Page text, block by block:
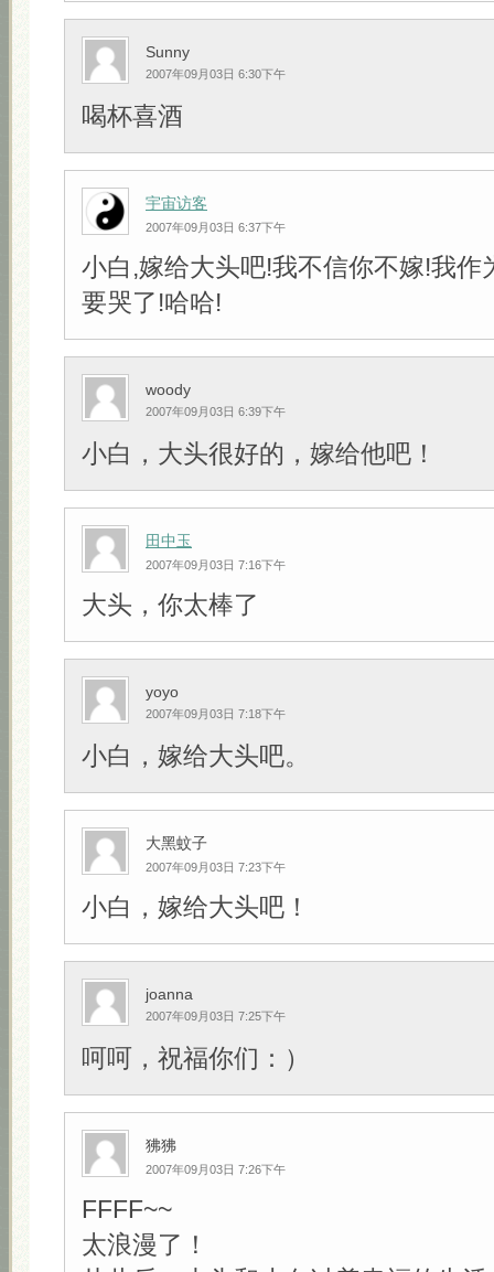
Sunny
2007年09月03日 6:30下午
喝杯喜酒
宇宙访客
2007年09月03日 6:37下午
小白,嫁给大头吧!我不信你不嫁!我作
要哭了!哈哈!
woody
2007年09月03日 6:39下午
小白，大头很好的，嫁给他吧！
田中玉
2007年09月03日 7:16下午
大头，你太棒了
yoyo
2007年09月03日 7:18下午
小白，嫁给大头吧。
大黑蚊子
2007年09月03日 7:23下午
小白，嫁给大头吧！
joanna
2007年09月03日 7:25下午
呵呵，祝福你们：）
狒狒
2007年09月03日 7:26下午
FFFF~~
太浪漫了！